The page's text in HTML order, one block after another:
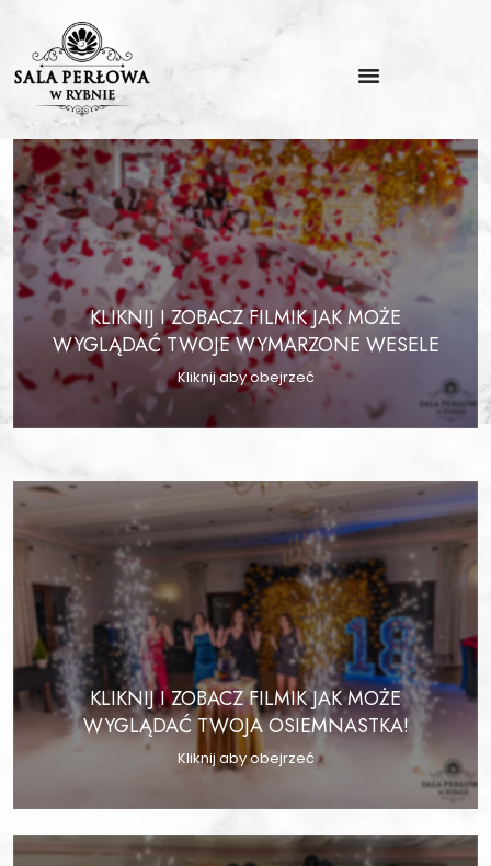
KLIKNIJ I ZOBACZ FILMIK JAK MOŻE
WYGLĄDAĆ TWOJE WYMARZONE WESELE
Kliknij aby obejrzeć
KLIKNIJ I ZOBACZ FILMIK JAK MOŻE
WYGLĄDAĆ TWOJA OSIEMNASTKA!
Kliknij aby obejrzeć